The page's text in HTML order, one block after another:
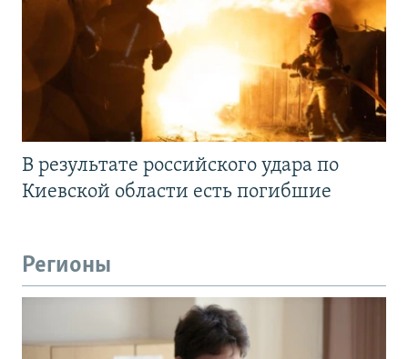
В результате российского удара по
Киевской области есть погибшие
Регионы